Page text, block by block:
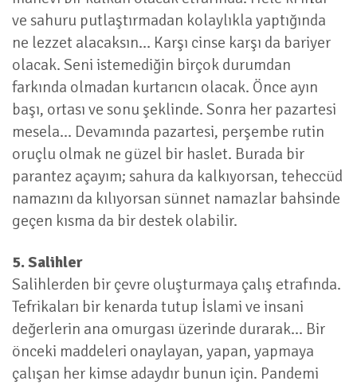
ve sahuru putlaştırmadan kolaylıkla yaptığında
ne lezzet alacaksın… Karşı cinse karşı da bariyer
olacak. Seni istemediğin birçok durumdan
farkında olmadan kurtarıcın olacak. Önce ayın
başı, ortası ve sonu şeklinde. Sonra her pazartesi
mesela... Devamında pazartesi, perşembe rutin
oruçlu olmak ne güzel bir haslet. Burada bir
parantez açayım; sahura da kalkıyorsan, teheccüd
namazını da kılıyorsan sünnet namazlar bahsinde
geçen kısma da bir destek olabilir.
5. Salihler
Salihlerden bir çevre oluşturmaya çalış etrafında.
Tefrikaları bir kenarda tutup İslami ve insani
değerlerin ana omurgası üzerinde durarak... Bir
önceki maddeleri onaylayan, yapan, yapmaya
çalışan her kimse adaydır bunun için. Pandemi